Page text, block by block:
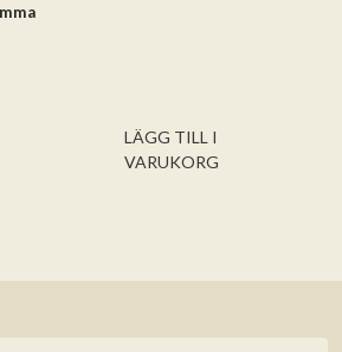
LÄGG TILL I
VARUKORG